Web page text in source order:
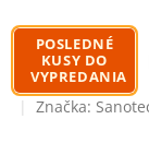
POSLEDNÉ
KUSY DO
VYPREDANIA
Značka: